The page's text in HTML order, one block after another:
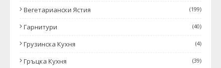
Вегетариански Ястия (199)
Гарнитури (40)
Грузинска Кухня (4)
Гръцка Кухня (39)